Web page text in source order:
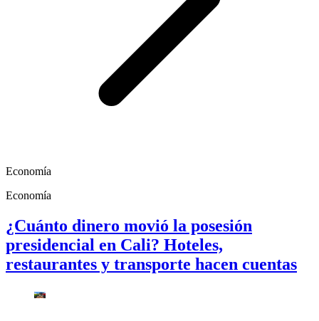
Economía
Economía
¿Cuánto dinero movió la posesión
presidencial en Cali? Hoteles,
restaurantes y transporte hacen cuentas